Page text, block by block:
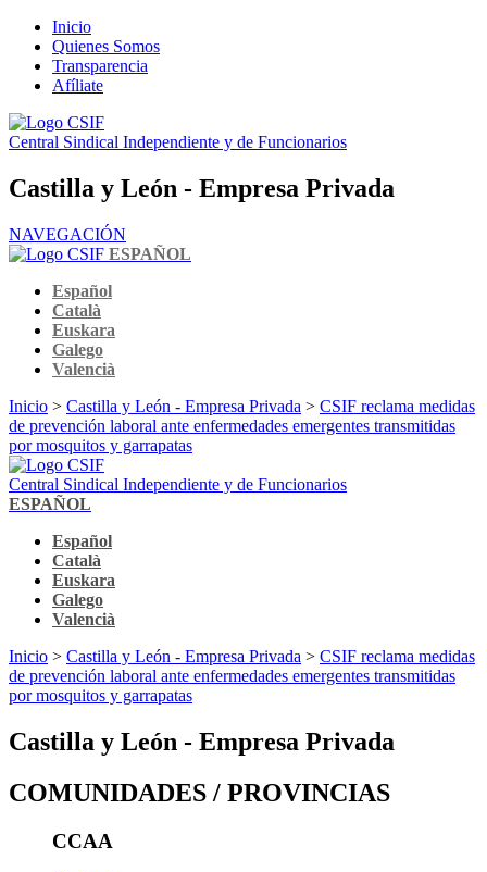
Inicio
Quienes Somos
Transparencia
Afíliate
Central Sindical Independiente y de Funcionarios
Castilla y León - Empresa Privada
NAVEGACIÓN
ESPAÑOL
Español
Català
Euskara
Galego
Valencià
Inicio > Castilla y León - Empresa Privada > CSIF reclama medidas
de prevención laboral ante enfermedades emergentes transmitidas
por mosquitos y garrapatas
Central Sindical Independiente y de Funcionarios
ESPAÑOL
Español
Català
Euskara
Galego
Valencià
Inicio > Castilla y León - Empresa Privada > CSIF reclama medidas
de prevención laboral ante enfermedades emergentes transmitidas
por mosquitos y garrapatas
Castilla y León - Empresa Privada
COMUNIDADES / PROVINCIAS
CCAA